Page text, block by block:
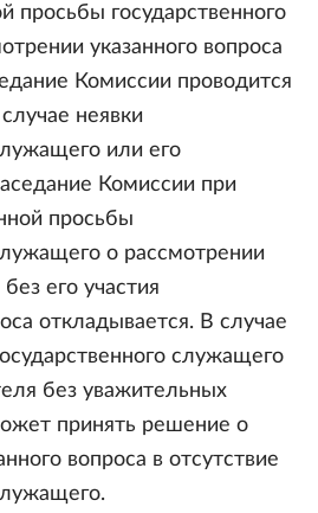
просьбы государственного
указанного вопроса
Комиссии проводится
неявки
или его
Комиссии при
просьбы
о рассмотрении
его участия
откладывается. В случае
служащего
без уважительных
принять решение о
вопроса в отсутствие